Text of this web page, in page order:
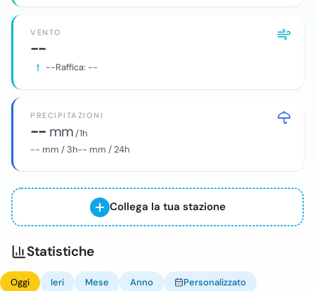
VENTO
--
--Raffica: --
PRECIPITAZIONI
-- mm/ 1h
-- mm / 3h-- mm / 24h
Collega la tua stazione
Statistiche
Oggi Ieri Mese Anno Personalizzato